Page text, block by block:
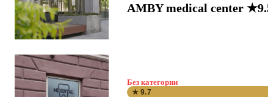
AMBY medical center
Без категории
★ 9.7